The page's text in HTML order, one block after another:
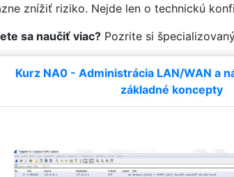
znížiť riziko. Nejde len o technickú
sa naučiť viac? Pozrite si
Kurz NA0 - Administrácia LAN/WAN a
základné koncepty